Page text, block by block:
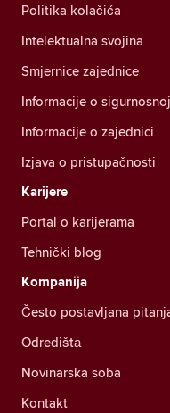
Politika kolačića
Intelektualna svojina
Smjernice zajednice
Informacije o
Informacije o zajednici
Izjava o pristupačnosti
Karijere
Portal o karijerama
Tehnički blog
Kompanija
Često postavljana
Odredištа
Novinarska soba
Kontakt